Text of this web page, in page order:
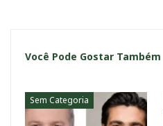
Você Pode Gostar Também
Sem Categoria